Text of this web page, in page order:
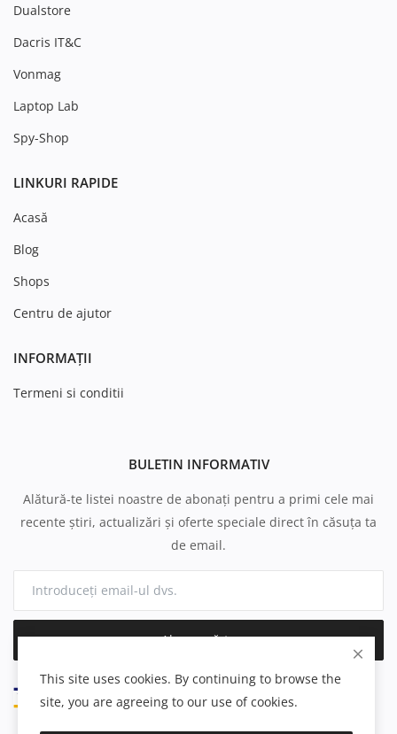
Dualstore
Dacris IT&C
Vonmag
Laptop Lab
Spy-Shop
LINKURI RAPIDE
Acasă
Blog
Shops
Centru de ajutor
INFORMAȚII
Termeni si conditii
BULETIN INFORMATIV
Alătură-te listei noastre de abonați pentru a primi cele mai
recente știri, actualizări și oferte speciale direct în căsuța ta
de email.
Abonează-te
This site uses cookies. By continuing to browse the
site, you are agreeing to our use of cookies.